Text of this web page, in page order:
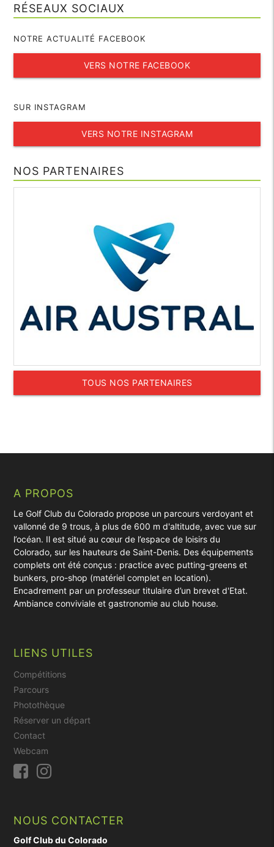
RÉSEAUX SOCIAUX
NOTRE ACTUALITÉ FACEBOOK
VERS NOTRE FACEBOOK
SUR INSTAGRAM
VERS NOTRE INSTAGRAM
NOS PARTENAIRES
TOUS NOS PARTENAIRES
A PROPOS
Le Golf Club du Colorado propose un parcours verdoyant et
vallonné de 9 trous, à plus de 600 m d'altitude, avec vue sur
l’océan. Il est situé au cœur de l’espace de loisirs du
Colorado, sur les hauteurs de Saint-Denis. Des équipements
complets ont été conçus : practice avec putting-greens et
bunkers, pro-shop (matériel complet en location).
Encadrement par un professeur titulaire d’un brevet d'Etat.
Ambiance conviviale et gastronomie au club house.
LIENS UTILES
Compétitions
Parcours
Photothèque
Réserver un départ
Contact
Webcam
NOUS CONTACTER
Golf Club du Colorado